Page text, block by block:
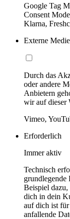
Google Tag
Consent
Klarna,
Externe
Durch das
oder andere
Anbietern
wir auf dieser
Vimeo,
Erforderlich
Immer aktiv
Technisch
grundlegende
Beispiel dazu,
dich in dein
auf dich ist
anfallende